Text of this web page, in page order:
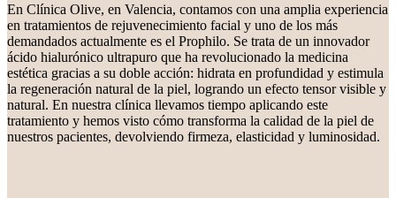
En Clínica Olive, en Valencia, contamos con una amplia experiencia
en tratamientos de rejuvenecimiento facial y uno de los más
demandados actualmente es el Prophilo. Se trata de un innovador
ácido hialurónico ultrapuro que ha revolucionado la medicina
estética gracias a su doble acción: hidrata en profundidad y estimula
la regeneración natural de la piel, logrando un efecto tensor visible y
natural. En nuestra clínica llevamos tiempo aplicando este
tratamiento y hemos visto cómo transforma la calidad de la piel de
nuestros pacientes, devolviendo firmeza, elasticidad y luminosidad.